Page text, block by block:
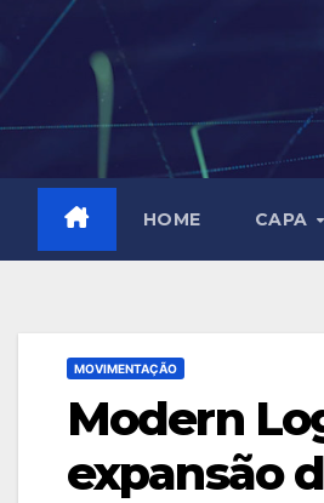
content
HOME CAPA
MOVIMENTAÇÃO
Modern
expansão